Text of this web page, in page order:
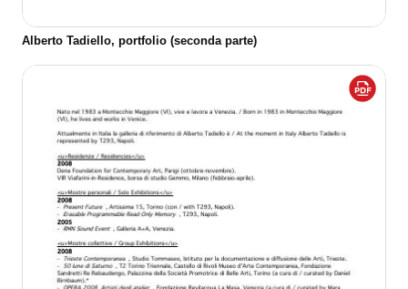
Alberto Tadiello, portfolio (seconda parte)